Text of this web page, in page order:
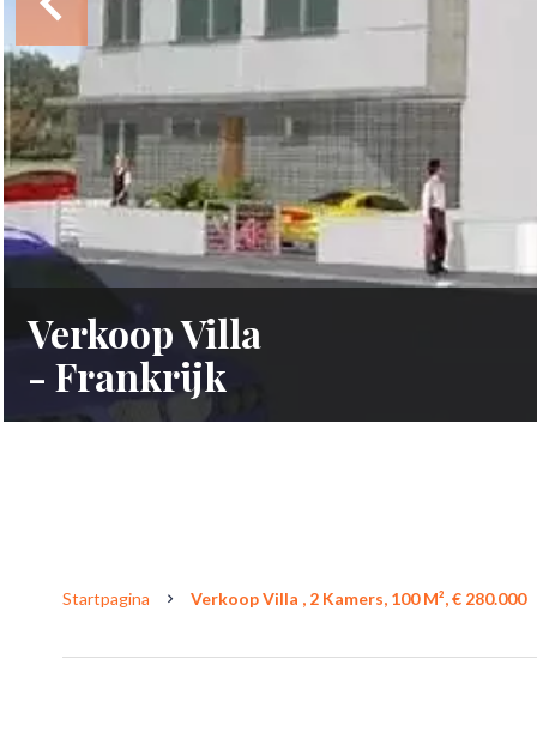
Verkoop Villa
- Frankrijk
Startpagina Verkoop Villa , 2 Kamers, 100 M², € 280.000